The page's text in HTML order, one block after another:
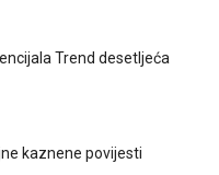
Trend desetljeća
kaznene povijesti